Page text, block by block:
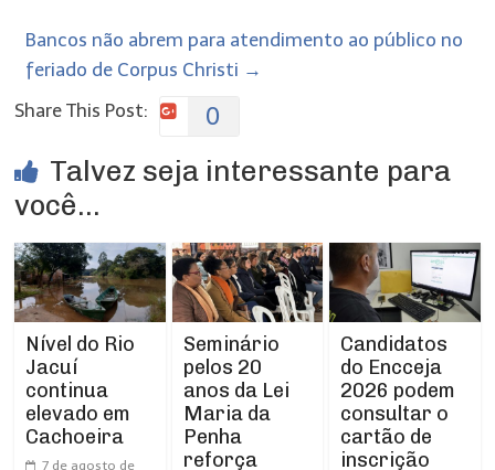
Bancos não abrem para atendimento ao público no
feriado de Corpus Christi →
Share This Post:
0
Talvez seja interessante para
você...
Nível do Rio
Jacuí
continua
elevado em
Cachoeira
7 de agosto de
Seminário
pelos 20
anos da Lei
Maria da
Penha
reforça
Candidatos
do Encceja
2026 podem
consultar o
cartão de
inscrição